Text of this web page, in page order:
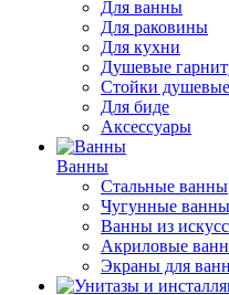
Для ванны
Для раковины
Для кухни
Душевые
Стойки душевые
Для биде
Аксессуары
Ванны
Стальные ванны
Чугунные ванны
Ванны из
Акриловые
Экраны для ванн